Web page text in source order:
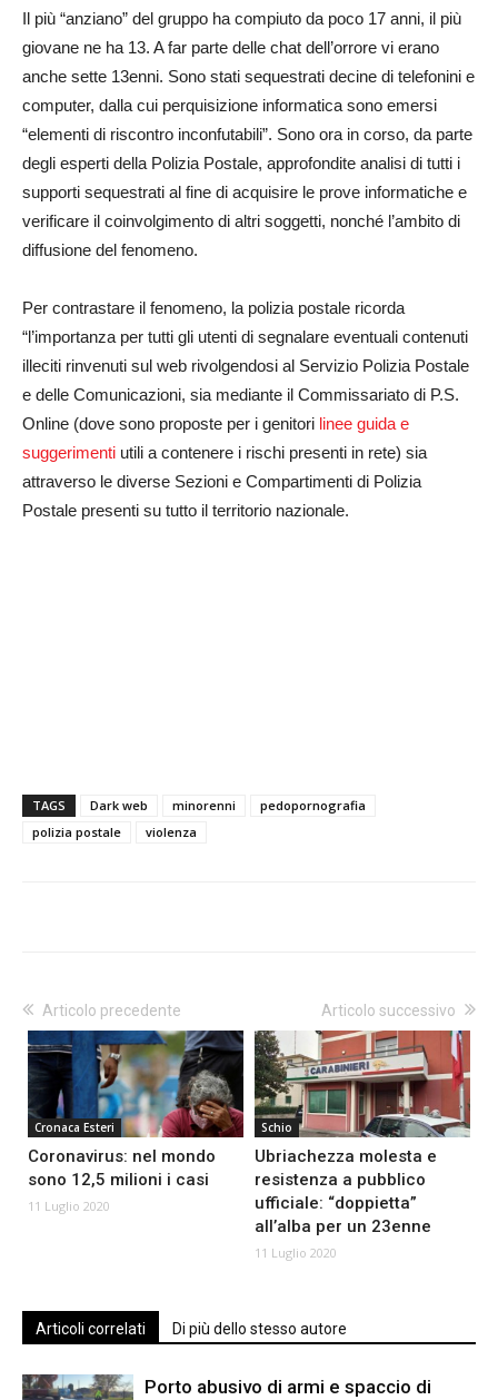
Il più “anziano” del gruppo ha compiuto da poco 17 anni, il più
giovane ne ha 13. A far parte delle chat dell’orrore vi erano
anche sette 13enni. Sono stati sequestrati decine di telefonini e
computer, dalla cui perquisizione informatica sono emersi
“elementi di riscontro inconfutabili”. Sono ora in corso, da parte
degli esperti della Polizia Postale, approfondite analisi di tutti i
supporti sequestrati al fine di acquisire le prove informatiche e
verificare il coinvolgimento di altri soggetti, nonché l’ambito di
diffusione del fenomeno.
Per contrastare il fenomeno, la polizia postale ricorda
“l’importanza per tutti gli utenti di segnalare eventuali contenuti
illeciti rinvenuti sul web rivolgendosi al Servizio Polizia Postale
e delle Comunicazioni, sia mediante il Commissariato di P.S.
Online (dove sono proposte per i genitori linee guida e
suggerimenti utili a contenere i rischi presenti in rete) sia
attraverso le diverse Sezioni e Compartimenti di Polizia
Postale presenti su tutto il territorio nazionale.
TAGS Dark web minorenni
pedopornografia
polizia postale
violenza
Articolo precedente
Cronaca Esteri
Coronavirus: nel mondo
sono 12,5 milioni i casi
11 Luglio 2020
Articolo successivo
Schio
Ubriachezza molesta e
resistenza a pubblico
ufficiale: “doppietta”
all’alba per un 23enne
11 Luglio 2020
Articoli correlati Di più dello stesso autore
Porto abusivo di armi e spaccio di